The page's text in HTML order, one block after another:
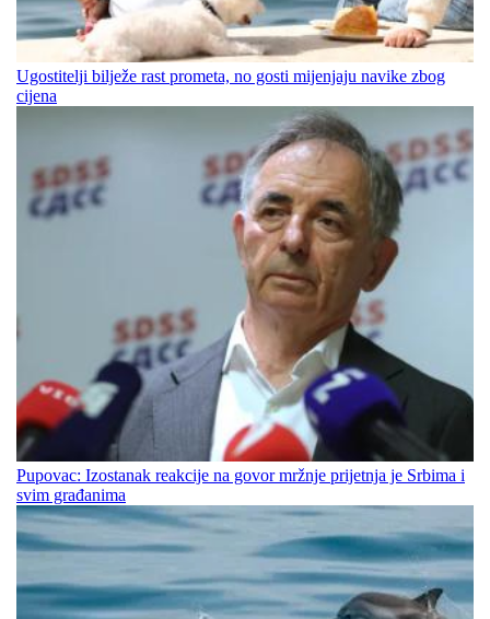
Ugostitelji bilježe rast prometa, no gosti mijenjaju navike zbog
cijena
Pupovac: Izostanak reakcije na govor mržnje prijetnja je Srbima i
svim građanima